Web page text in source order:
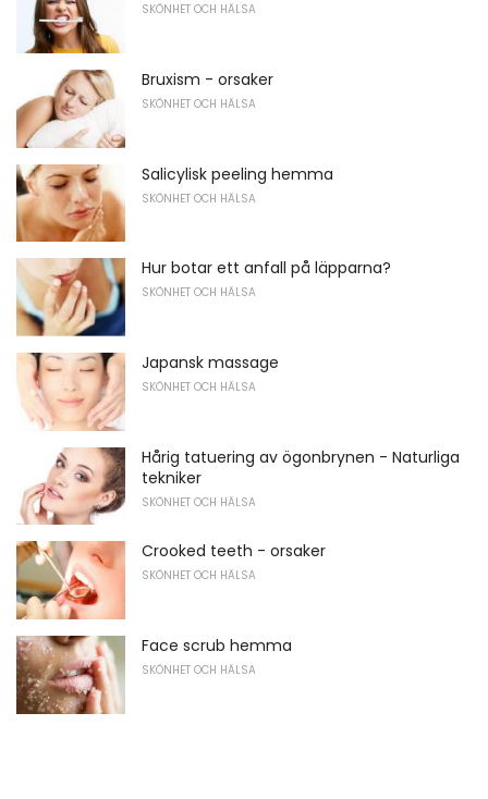
SKÖNHET OCH HÄLSA
Bruxism - orsaker
SKÖNHET OCH HÄLSA
Salicylisk peeling hemma
SKÖNHET OCH HÄLSA
Hur botar ett anfall på läpparna?
SKÖNHET OCH HÄLSA
Japansk massage
SKÖNHET OCH HÄLSA
Hårig tatuering av ögonbrynen - Naturliga
tekniker
SKÖNHET OCH HÄLSA
Crooked teeth - orsaker
SKÖNHET OCH HÄLSA
Face scrub hemma
SKÖNHET OCH HÄLSA